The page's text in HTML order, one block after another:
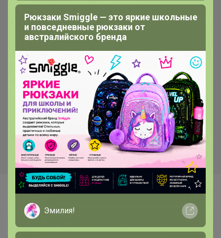
Самые желанные
Рюкзаки Smiggle — это яркие школьные
и повседневные рюкзаки от
австралийского бренда
Эмилия!